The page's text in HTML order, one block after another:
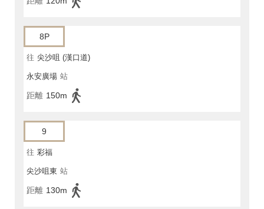
8P
往 尖沙咀 (漢口道)
永安廣場 站
距離 150m
9
往 彩福
尖沙咀東 站
距離 130m